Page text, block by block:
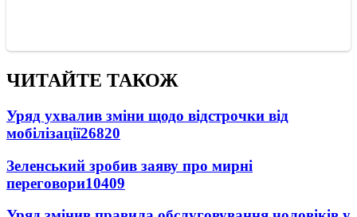
ЧИТАЙТЕ ТАКОЖ
Уряд ухвалив зміни щодо відстрочки від
мобілізації26820
Зеленський зробив заяву про мирні
переговори10409